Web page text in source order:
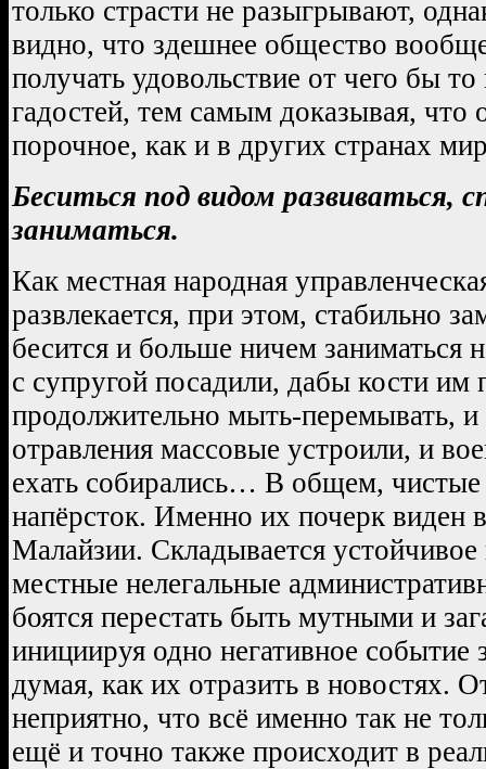
только страсти не разыгрывают,
видно, что здешнее общество
получать удовольствие от чего бы
гадостей, тем самым доказывая, что
порочное, как и в других странах
Беситься под видом развиваться,
заниматься.
Как местная народная
развлекается, при этом, стабильно
бесится и больше ничем заниматься
с супругой посадили, дабы кости им
продолжительно мыть-перемывать,
отравления массовые устроили, и
ехать собирались… В общем, чистые
напёрсток. Именно их почерк виден
Малайзии. Складывается устойчивое
местные нелегальные
боятся перестать быть мутными и
инициируя одно негативное событие
думая, как их отразить в новостях.
неприятно, что всё именно так не
ещё и точно также происходит в